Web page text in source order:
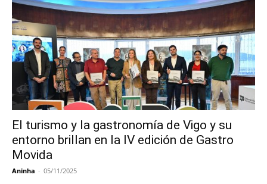
El turismo y la gastronomía de Vigo y su
entorno brillan en la IV edición de Gastro
Movida
Aninha - 05/11/2025